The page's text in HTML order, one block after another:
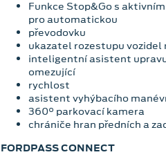
Funkce Stop&Go s
pro automatickou
převodovku
ukazatel rozestupu
inteligentní asistent
omezující
rychlost
asistent vyhýbacího
360° parkovací kamera
chrániče hran předních a
FORDPASS CONNECT